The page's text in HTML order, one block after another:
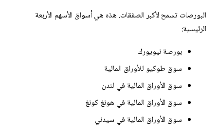
البورصات تسمح لأكبر الصفقات. هذه هي أسواق الأسهم الأربعة
الرئيسية:
بورصة نيويورك
سوق طوكيو للأوراق المالية
سوق الأوراق المالية في لندن
سوق الأوراق المالية في هونغ كونغ
سوق الأوراق المالية في سيدني